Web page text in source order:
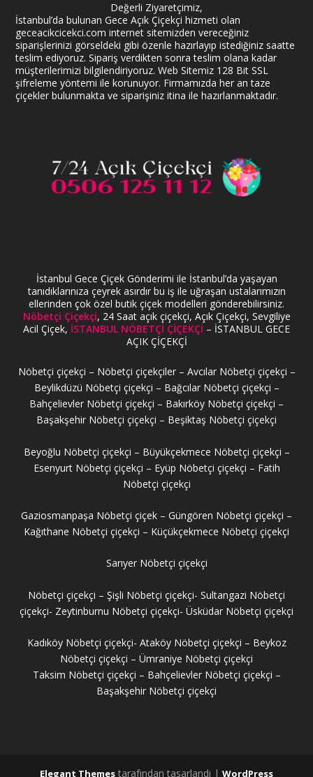
Değerli Ziyaretçimiz,
İstanbul’da bulunan Gece Açık Çiçekçi hizmeti olan
geceacikcicekci.com internet sitemizden vereceğiniz
siparişlerinizi görseldeki gibi özenle hazırlayıp istediğiniz saatte
teslim ediyoruz. Sipariş verdikten sonra teslim olana kadar
müşterilerimizi bilgilendiriyoruz. Web Sitemiz 128 Bit SSL
şifreleme yöntemi ile korunuyor. Firmamızda her an taze
çiçekler bulunmakta ve siparişiniz itina ile hazırlanmaktadır.
İstanbul Gece Çiçek Gönderimi ile İstanbul’da yaşayan
tanıdıklarınıza çeyrek asırdır bu iş ile uğraşan ustalarımızın
ellerinden çok özel butik çiçek modelleri gönderebilirsiniz.
Nöbetçi Çiçekçi, 24 Saat açık çiçekçi, Açık Çiçekçi, Sevgiliye
Acil Çiçek, İSTANBUL NÖBETÇİ ÇİÇEKÇİ – İSTANBUL GECE
AÇIK ÇİÇEKÇİ
Nöbetçi çiçekçi – Nöbetçi çiçekçiler – Avcılar Nöbetçi çiçekçi –
Beylikdüzü Nöbetçi çiçekçi – Bağcılar Nöbetçi çiçekçi –
Bahçelievler Nöbetçi çiçekçi – Bakırköy Nöbetçi çiçekçi –
Başakşehir Nöbetçi çiçekçi – Beşiktaş Nöbetçi çiçekçi
Beyoğlu Nöbetçi çiçekçi – Büyükçekmece Nöbetçi çiçekçi –
Esenyurt Nöbetçi çiçekçi – Eyüp Nöbetçi çiçekçi – Fatih
Nöbetçi çiçekçi
Gaziosmanpaşa Nöbetçi çiçek – Güngören Nöbetçi çiçekçi –
Kağıthane Nöbetçi çiçekçi – Küçükçekmece Nöbetçi çiçekçi
Sarıyer Nöbetçi çiçekçi
Nöbetçi çiçekçi – Şişli Nöbetçi çiçekçi- Sultangazi Nöbetçi
çiçekçi- Zeytinburnu Nöbetçi çiçekçi- Üsküdar Nöbetçi çiçekçi
Kadıköy Nöbetçi çiçekçi- Ataköy Nöbetçi çiçekçi – Beykoz
Nöbetçi çiçekçi – Ümraniye Nöbetçi çiçekçi
Taksim Nöbetçi çiçekçi – Bahçelievler Nöbetçi çiçekçi –
Başakşehir Nöbetçi çiçekçi
Elegant Themes tarafından tasarlandı | WordPress